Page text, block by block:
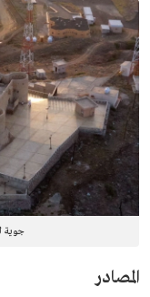
جوية
المصادر